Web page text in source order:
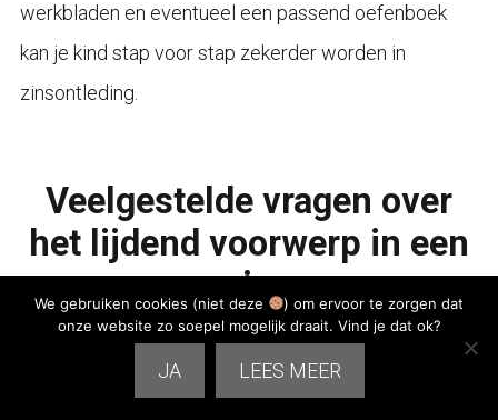
werkbladen en eventueel een passend oefenboek
kan je kind stap voor stap zekerder worden in
zinsontleding.
Veelgestelde vragen over
het lijdend voorwerp in een
zin
Wat is het lijdend voorwerp in een zin?
We gebruiken cookies (niet deze
) om ervoor te zorgen dat
onze website zo soepel mogelijk draait. Vind je dat ok?
JA LEES MEER